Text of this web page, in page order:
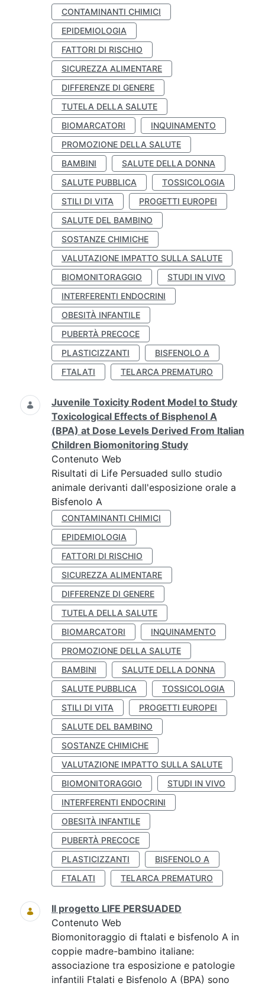
CONTAMINANTI CHIMICI
EPIDEMIOLOGIA
FATTORI DI RISCHIO
SICUREZZA ALIMENTARE
DIFFERENZE DI GENERE
TUTELA DELLA SALUTE
BIOMARCATORI
INQUINAMENTO
PROMOZIONE DELLA SALUTE
BAMBINI
SALUTE DELLA DONNA
SALUTE PUBBLICA
TOSSICOLOGIA
STILI DI VITA
PROGETTI EUROPEI
SALUTE DEL BAMBINO
SOSTANZE CHIMICHE
VALUTAZIONE IMPATTO SULLA SALUTE
BIOMONITORAGGIO
STUDI IN VIVO
INTERFERENTI ENDOCRINI
OBESITÀ INFANTILE
PUBERTÀ PRECOCE
PLASTICIZZANTI
BISFENOLO A
FTALATI
TELARCA PREMATURO
Juvenile Toxicity Rodent Model to Study
Toxicological Effects of Bisphenol A
(BPA) at Dose Levels Derived From Italian
Children Biomonitoring Study
Contenuto Web
Risultati di Life Persuaded sullo studio
animale derivanti dall'esposizione orale a
Bisfenolo A
CONTAMINANTI CHIMICI
EPIDEMIOLOGIA
FATTORI DI RISCHIO
SICUREZZA ALIMENTARE
DIFFERENZE DI GENERE
TUTELA DELLA SALUTE
BIOMARCATORI
INQUINAMENTO
PROMOZIONE DELLA SALUTE
BAMBINI
SALUTE DELLA DONNA
SALUTE PUBBLICA
TOSSICOLOGIA
STILI DI VITA
PROGETTI EUROPEI
SALUTE DEL BAMBINO
SOSTANZE CHIMICHE
VALUTAZIONE IMPATTO SULLA SALUTE
BIOMONITORAGGIO
STUDI IN VIVO
INTERFERENTI ENDOCRINI
OBESITÀ INFANTILE
PUBERTÀ PRECOCE
PLASTICIZZANTI
BISFENOLO A
FTALATI
TELARCA PREMATURO
Il progetto LIFE PERSUADED
Contenuto Web
Biomonitoraggio di ftalati e bisfenolo A in
coppie madre-bambino italiane:
associazione tra esposizione e patologie
infantili Ftalati e Bisfenolo A (BPA) sono